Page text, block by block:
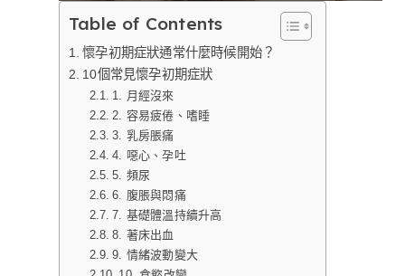
Table of Contents
懷孕初期症狀通常什麼時候開始？
10個常見懷孕初期症狀
1. 月經沒來
2. 容易疲倦、嗜睡
3. 乳房脹痛
4. 噁心、孕吐
5. 頻尿
6. 腹脹與悶痛
7. 基礎體溫持續升高
8. 著床出血
9. 情緒波動變大